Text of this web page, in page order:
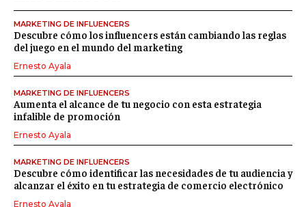
MARKETING DE INFLUENCERS
Descubre cómo los influencers están cambiando las reglas
del juego en el mundo del marketing
Ernesto Ayala
MARKETING DE INFLUENCERS
Aumenta el alcance de tu negocio con esta estrategia
infalible de promoción
Ernesto Ayala
MARKETING DE INFLUENCERS
Descubre cómo identificar las necesidades de tu audiencia y
alcanzar el éxito en tu estrategia de comercio electrónico
Ernesto Ayala